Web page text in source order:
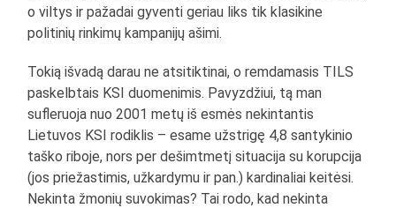
o viltys ir pažadai gyventi geriau liks tik klasikine
politinių rinkimų kampanijų ašimi.
Tokią išvadą darau ne atsitiktinai, o remdamasis TILS
paskelbtais KSI duomenimis. Pavyzdžiui, tą man
sufleruoja nuo 2001 metų iš esmės nekintantis
Lietuvos KSI rodiklis – esame užstrigę 4,8 santykinio
taško riboje, nors per dešimtmetį situacija su korupcija
(jos priežastimis, užkardymu ir pan.) kardinaliai keitėsi.
Nekinta žmonių suvokimas? Tai rodo, kad nekinta